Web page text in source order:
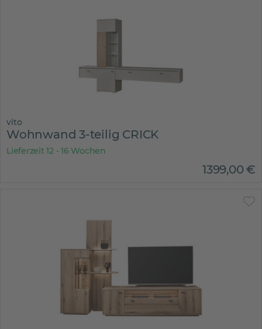
vito
Wohnwand 3-teilig CRICK
Lieferzeit 12 - 16 Wochen
1399,00€